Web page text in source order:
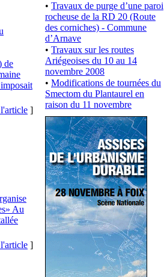
de
]
Au
]
• Travaux de purge d’une paroi
rocheuse de la RD 20 (Route
des corniches) - Commune
d’Arnave
• Travaux sur les routes
Ariégeoises du 10 au 14
novembre 2008
• Modifications de tournées du
Smectom du Plantaurel en
raison du 11 novembre